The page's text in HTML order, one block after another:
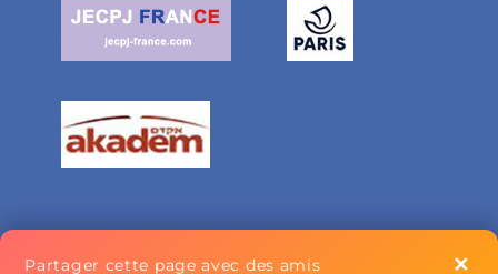
Partager cette page avec des amis ✕